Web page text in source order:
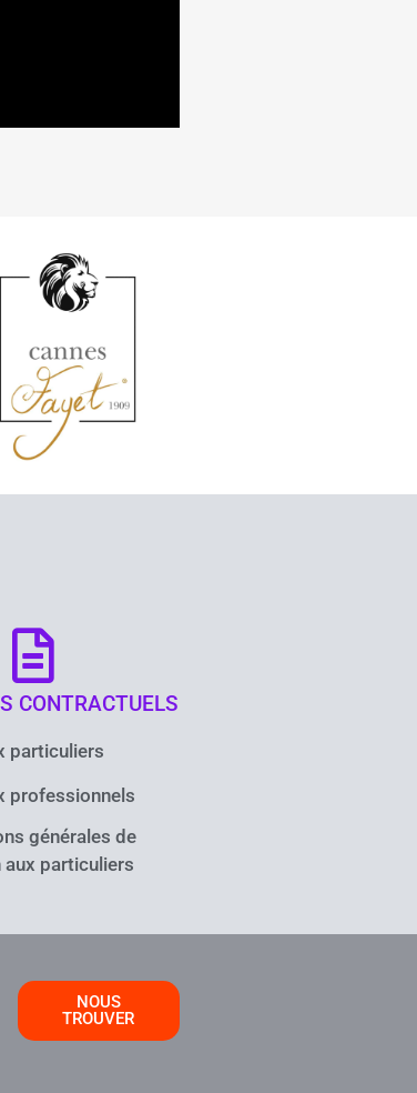
CONTRACTUELS
particuliers
professionnels
générales de
aux particuliers
NOUS
TROUVER